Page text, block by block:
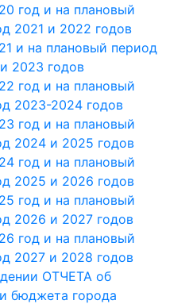
год и на плановый
2021 и 2022 годов
и на плановый период
2023 годов
год и на плановый
2023-2024 годов
год и на плановый
2024 и 2025 годов
год и на плановый
2025 и 2026 годов
год и на плановый
2026 и 2027 годов
год и на плановый
2027 и 2028 годов
ОТЧЕТА об
бюджета города